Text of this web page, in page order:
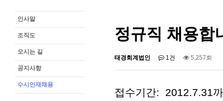
인사말
조직도
오시는 길
공지사항
수시인재채용
정규직 채용합
태경회계법인 1건 5,257회
접수기간: 2012.7.31